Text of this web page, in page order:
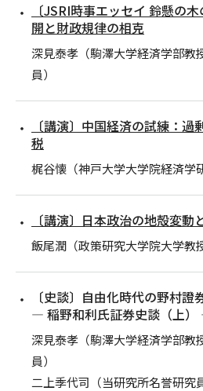
〔JSRI時事エッセイ 鈴懸の
開と財政規律の相克
深見泰孝（駒澤大学経済学部教
員）
〔講演〕中国経済の試練：
税
梶谷懐（神戸大学大学院経済学
〔講演〕日本政治の地殻変動
飯尾潤（政策研究大学院大学教
〔史談〕自由化時代の野村證
― 稲野和利氏証券史談（上
深見泰孝（駒澤大学経済学部教
員）
二上季代司（当研究所名誉研究